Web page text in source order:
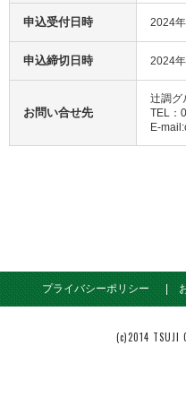
申込受付日時 2024
申込締切日時 2024
お問い合せ先
辻調グ
TEL：
E-
プライバシーポリシー
(c)2014